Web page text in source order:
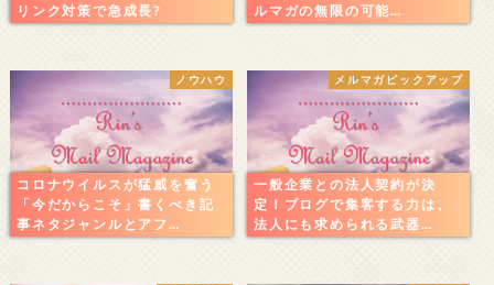
リンク対策で急成長?
ルマガの無限の可能…
ノウハウ
コロナウイルスが猛威を奮う
「今だからこそ」書くべき記
事ネタジャンルとアフ…
メルマガピックアップ
一般企業との法人契約が決
定！ブログで集客する力は、
法人にも求められる武器…